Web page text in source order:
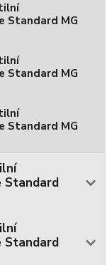
Standard MG
Standard MG
Standard MG
Standard
Standard